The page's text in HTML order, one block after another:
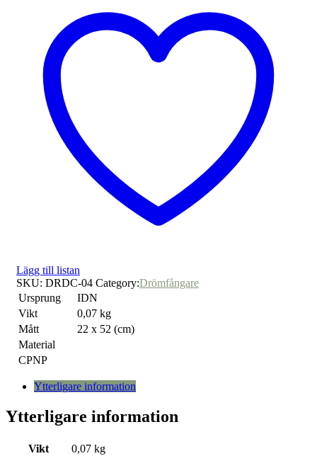
Lägg till listan
SKU: DRDC-04 Category:Drömfångare
Ursprung
IDN
Vikt
0,07 kg
Mått
22 x 52 (cm)
Material
CPNP
Ytterligare information
Ytterligare information
Vikt
0,07 kg